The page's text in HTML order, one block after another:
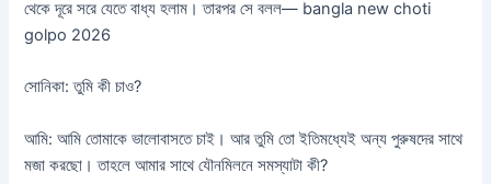
থেকে দূরে সরে যেতে বাধ্য হলাম। তারপর সে বলল— bangla new choti
golpo 2026
সোনিকা: তুমি কী চাও?
আমি: আমি তোমাকে ভালোবাসতে চাই। আর তুমি তো ইতিমধ্যেই অন্য পুরুষদের সাথে
মজা করছো। তাহলে আমার সাথে যৌনমিলনে সমস্যাটা কী?